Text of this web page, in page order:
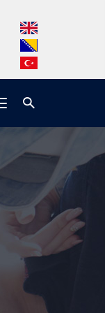
Adresa
Hrasnička
15, 71210 Ilidža